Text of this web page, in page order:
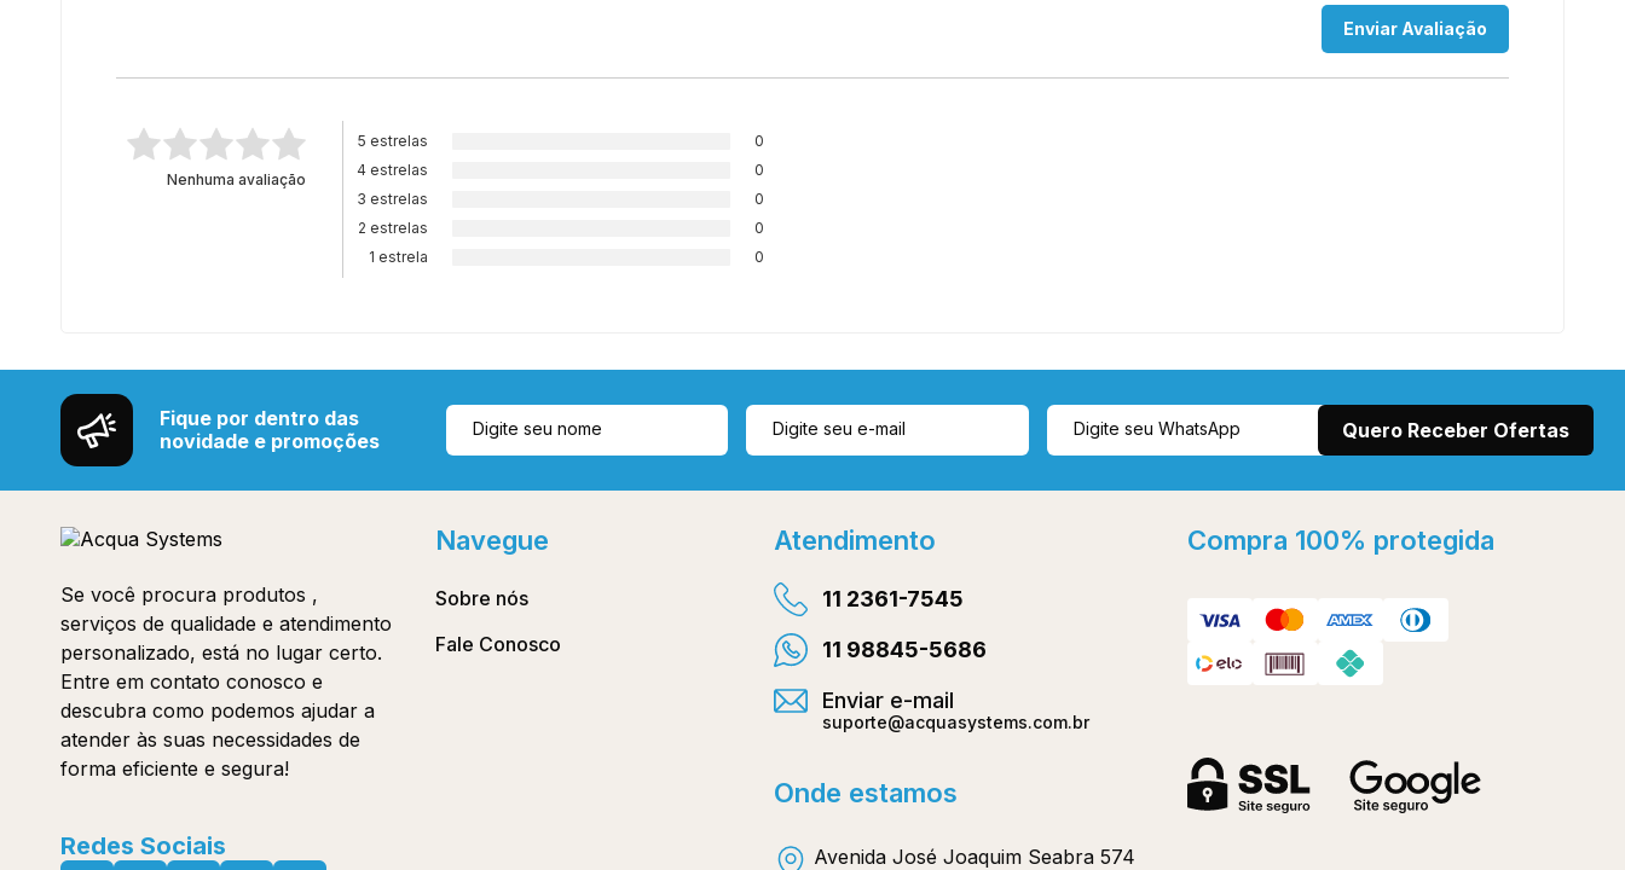
Nenhuma avaliação
5 estrelas
0
4 estrelas
0
3 estrelas
0
2 estrelas
0
1 estrela
0
Fique por dentro das
novidade e promoções
Se você procura produtos ,
serviços de qualidade e atendimento
personalizado, está no lugar certo.
Entre em contato conosco e
descubra como podemos ajudar a
atender às suas necessidades de
forma eficiente e segura!
Redes Sociais
Navegue
Sobre nós
Fale Conosco
Atendimento
11 2361-7545
11 98845-5686
Enviar e-mail
suporte@acquasystems.com.br
Onde estamos
Avenida José Joaquim Seabra 574
Compra 100% protegida